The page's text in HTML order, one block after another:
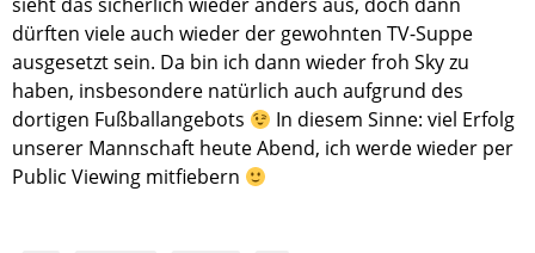
dürften viele auch wieder der gewohnten TV-Suppe
ausgesetzt sein. Da bin ich dann wieder froh Sky zu
haben, insbesondere natürlich auch aufgrund des
dortigen Fußballangebots
In diesem Sinne: viel Erfolg
unserer Mannschaft heute Abend, ich werde wieder per
Public Viewing mitfiebern